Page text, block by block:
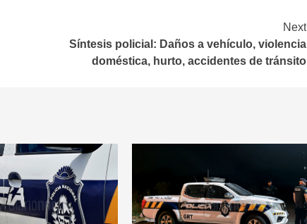
Next
Síntesis policial: Daños a vehículo, violencia
doméstica, hurto, accidentes de tránsito